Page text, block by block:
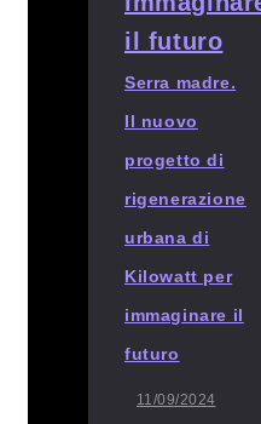
Serra madre.
Il nuovo
progetto di
rigenerazione
urbana di
Kilowatt per
immaginare il
futuro
11/09/2024